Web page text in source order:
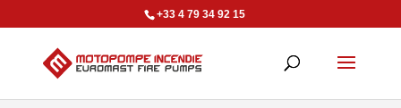
+33 4 79 34 92 15